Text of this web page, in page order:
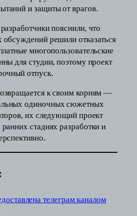
и защиты от врагов.
пояснили, что
обсуждений решили отказаться
многопользовательские
для студии, поэтому проект
отпуск.
к своим корням —
одиночных сюжетных
их следующий проект
стадиях разработки и
телеграм каналом